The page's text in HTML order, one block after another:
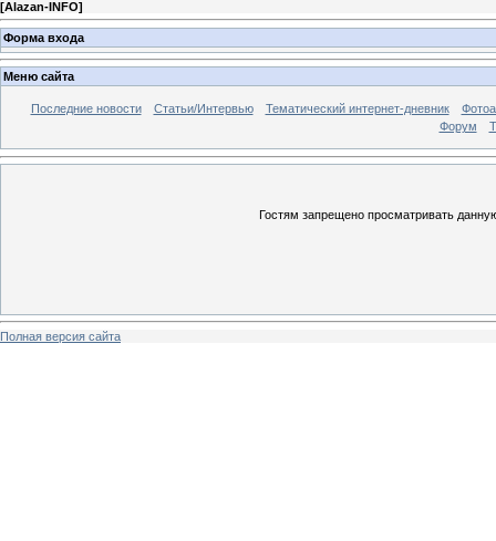
[Alazan-INFO]
Форма входа
Меню сайта
Последние новости Статьи/Интервью Тематический интернет-дневник
Форум
Гостям запрещено просматривать
Полная версия сайта